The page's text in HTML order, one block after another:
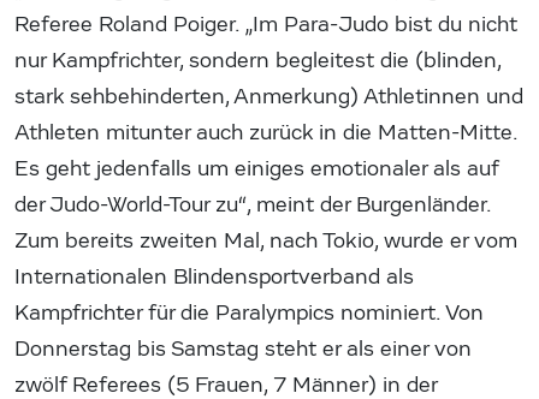
Referee Roland Poiger. „Im Para-Judo bist du nicht
nur Kampfrichter, sondern begleitest die (blinden,
stark sehbehinderten, Anmerkung) Athletinnen und
Athleten mitunter auch zurück in die Matten-Mitte.
Es geht jedenfalls um einiges emotionaler als auf
der Judo-World-Tour zu“, meint der Burgenländer.
Zum bereits zweiten Mal, nach Tokio, wurde er vom
Internationalen Blindensportverband als
Kampfrichter für die Paralympics nominiert. Von
Donnerstag bis Samstag steht er als einer von
zwölf Referees (5 Frauen, 7 Männer) in der